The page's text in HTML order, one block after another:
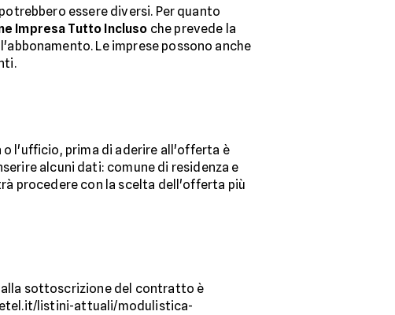
essere diversi. Per quanto
Impresa Tutto Incluso che prevede la
Le imprese possono anche
o l'ufficio, prima di aderire all'offerta è
alcuni dati: comune di residenza e
procedere con la scelta dell'offerta più
sottoscrizione del contratto è
listini-attuali/modulistica-